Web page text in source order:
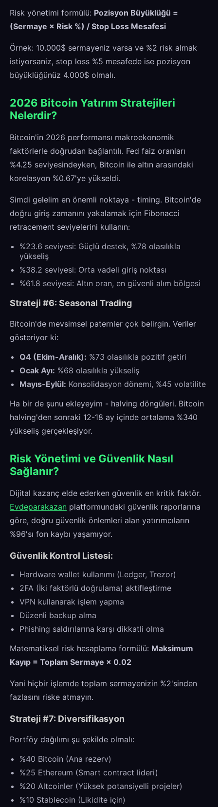
Risk yönetimi formülü: Pozisyon Büyüklüğü =
(Sermaye × Risk %) / Stop Loss Mesafesi
Örnek: 10.000$ sermayeniz varsa ve %2 risk almak
istiyorsaniz, stop loss %5 mesafede ise pozisyon
büyüklüğünüz 4.000$ olmalı.
2026 Bitcoin Yatırım Stratejileri
Nelerdir?
Bitcoin'in 2026 performansı makroekonomik
faktörlerle doğrudan bağlantılı. Fed faiz oranları
%4.25 seviyesindeyken, Bitcoin ile altın arasındaki
korelasyon %0.67'ye yükseldi.
Simdi gelelim en önemli noktaya - timing. Bitcoin'de
doğru giriş zamanını yakalamak için Fibonacci
retracement seviyelerini kullanın:
%23.6 seviyesi: Güçlü destek, %78 olasılıkla
yükseliş
%38.2 seviyesi: Orta vadeli giriş noktası
%61.8 seviyesi: Altın oran, en güvenli alım bölgesi
Strateji #6: Seasonal Trading
Bitcoin'de mevsimsel paternler çok belirgin. Veriler
gösteriyor ki:
Q4 (Ekim-Aralık): %73 olasılıkla pozitif getiri
Ocak Ayı: %68 olasılıkla yükseliş
Mayıs-Eylül: Konsolidasyon dönemi, %45 volatilite
Ha bir de şunu ekleyeyim - halving döngüleri. Bitcoin
halving'den sonraki 12-18 ay içinde ortalama %340
yükseliş gerçekleşiyor.
Risk Yönetimi ve Güvenlik Nasıl
Sağlanır?
Dijital kazanç elde ederken güvenlik en kritik faktör.
Evdeparakazan platformundaki güvenlik raporlarına
göre, doğru güvenlik önlemleri alan yatırımcıların
%96'sı fon kaybı yaşamıyor.
Güvenlik Kontrol Listesi:
Hardware wallet kullanımı (Ledger, Trezor)
2FA (İki faktörlü doğrulama) aktifleştirme
VPN kullanarak işlem yapma
Düzenli backup alma
Phishing saldırılarına karşı dikkatli olma
Matematiksel risk hesaplama formülü: Maksimum
Kayıp = Toplam Sermaye × 0.02
Yani hiçbir işlemde toplam sermayenizin %2'sinden
fazlasını riske atmayın.
Strateji #7: Diversifikasyon
Portföy dağılımı şu şekilde olmalı:
%40 Bitcoin (Ana rezerv)
%25 Ethereum (Smart contract lideri)
%20 Altcoinler (Yüksek potansiyelli projeler)
%10 Stablecoin (Likidite için)